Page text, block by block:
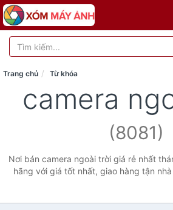
Trang chủ Từ khóa
camera
(8081)
Nơi bán camera ngoài trời giá rẻ nhất
hãng với giá tốt nhất, giao hàng tận